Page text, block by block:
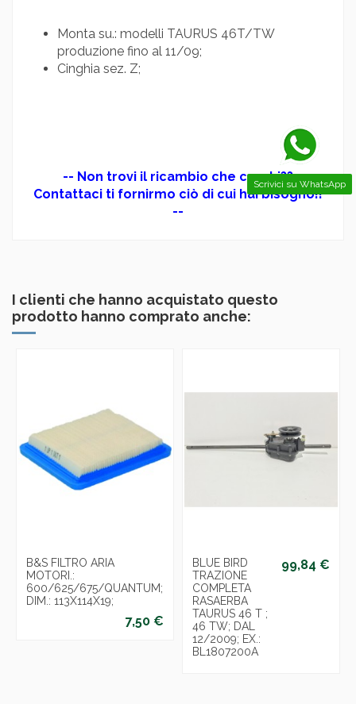
Monta su.: modelli TAURUS 46T/TW
produzione fino al 11/09;
Cinghia sez. Z;
-- Non trovi il ricambio che cerchi??
Contattaci ti fornirmo ciò di cui hai bisogno!!
--
I clienti che hanno acquistato questo
prodotto hanno comprato anche:
B&S FILTRO ARIA
MOTORI.:
600/625/675/QUANTUM;
DIM.: 113X114X19;
7,50 €
BLUE BIRD
TRAZIONE
COMPLETA
RASAERBA
TAURUS 46 T ;
46 TW; DAL
12/2009; EX.:
BL1807200A
99,84 €
Scrivici su WhatsApp